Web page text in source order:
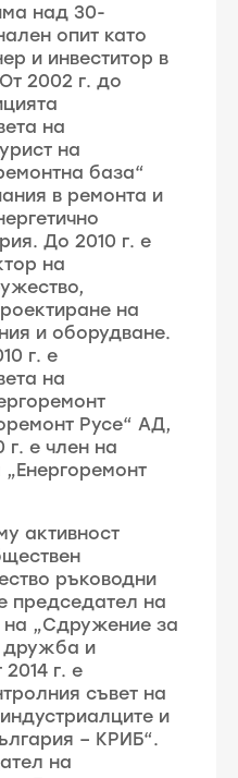
над 30-
опит като
и инвеститор в
2002 г. до
на
на
база“
в ремонта и
До 2010 г. е
на
на
и оборудване.
г. е
на
Русе“ АД,
е член на
активност
ръководни
председател на
на „Сдружение за
дружба и
г. е
съвет на
и
– КРИБ“.
на